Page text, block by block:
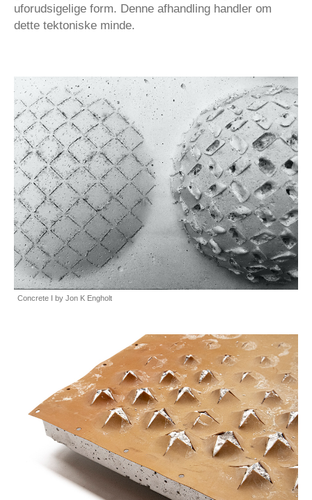
uforudsigelige form. Denne afhandling handler om
dette tektoniske minde.
Concrete I by Jon K Engholt